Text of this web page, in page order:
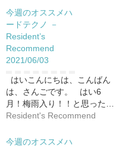
今週のオススメハ
ードテクノ －
Resident’s
Recommend
2021/06/03
はいこんにちは、こんばん
は、さんごです。 はい6
月！梅雨入り！！と思った…
Resident's Recommend
今週のオススメハ